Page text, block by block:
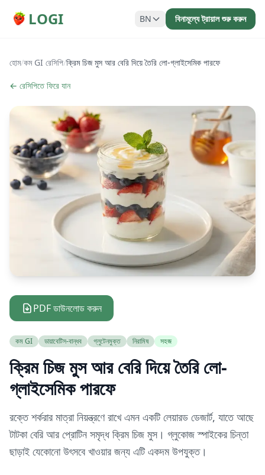
LOGI BN বিনামূল্যে ট্রায়াল শুরু করুন
হোম/কম GI রেসিপি/ক্রিম চিজ মুস আর বেরি দিয়ে তৈরি লো-গ্লাইসেমিক পারফে
← রেসিপিতে ফিরে যান
PDF ডাউনলোড করুন
কম GI ডায়াবেটিস-বান্ধব গ্লুটেনমুক্ত নিরামিষ সহজ
ক্রিম চিজ মুস আর বেরি দিয়ে তৈরি লো-
গ্লাইসেমিক পারফে
রক্তে শর্করার মাত্রা নিয়ন্ত্রণে রাখে এমন একটি লেয়ারড ডেজার্ট, যাতে আছে
টাটকা বেরি আর প্রোটিন সমৃদ্ধ ক্রিম চিজ মুস। গ্লুকোজ স্পাইকের চিন্তা
ছাড়াই যেকোনো উৎসবে খাওয়ার জন্য এটি একদম উপযুক্ত।